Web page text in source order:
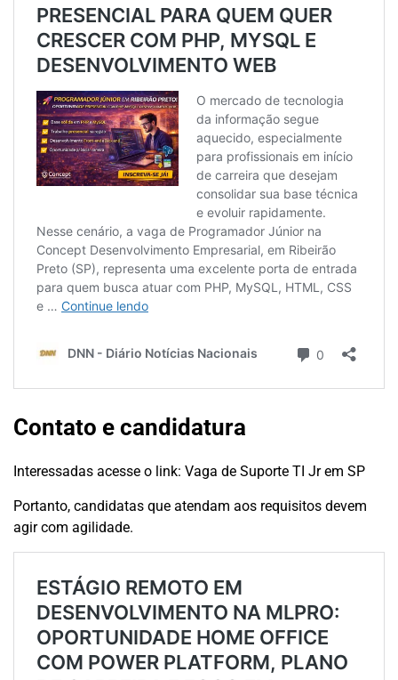
Contato e candidatura
Interessadas acesse o link: Vaga de Suporte TI Jr em SP
Portanto, candidatas que atendam aos requisitos devem
agir com agilidade.